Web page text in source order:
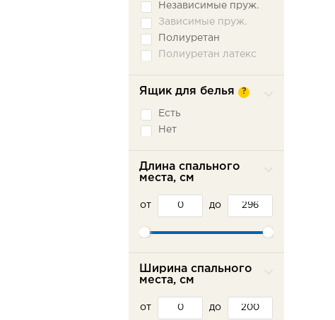
Пантограф
Подъемное сидение
Сабля
Трехсекционная
Седафлекс
раскладушка
Независимые пруж.
Зависимые пруж.
Полиуретан
Полиуретан латекс
Ящик для белья ?
Есть
Нет
Длина спального
места, см
от до
Ширина спального
места, см
от до